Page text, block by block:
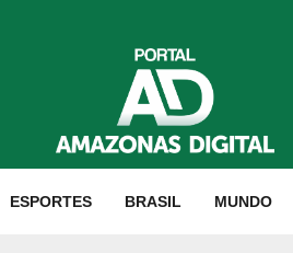
ESPORTES BRASIL MUNDO